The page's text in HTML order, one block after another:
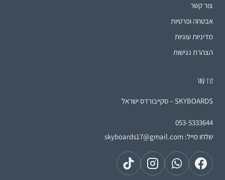
צור קשר
אבטחה ופרטיות
מדיניות עוגיות
הצהרת נגישות
צרו קשר
SKYBOARDS – סקייבורדס ישראל
053-5333644
שלחו מייל: skyboards17@gmail.com